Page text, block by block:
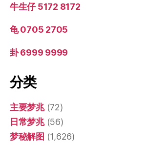
牛生仔 5172 8172
龟 0705 2705
卦 6999 9999
分类
主要梦兆(72)
日常梦兆(56)
梦秘解图 (1,626)